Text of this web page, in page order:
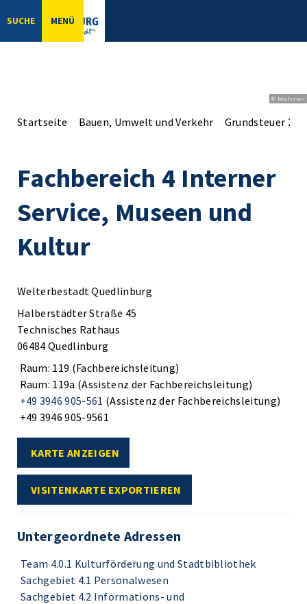
SUCHE MENÜ
© bbsferrari
Startseite Bauen, Umwelt und Verkehr Grundsteuer
Fachbereich 4 Interner
Service, Museen und
Kultur
Welterbestadt Quedlinburg
Halberstädter Straße 45
Technisches Rathaus
06484 Quedlinburg
Raum: 119 (Fachbereichsleitung)
Raum: 119a (Assistenz der Fachbereichsleitung)
+49 3946 905-561 (Assistenz der Fachbereichsleitung)
+49 3946 905-9561
KARTE ANZEIGEN
VISITENKARTE EXPORTIEREN
Untergeordnete Adressen
Team 4.0.1 Kulturförderung und Stadtbibliothek
Sachgebiet 4.1 Personalwesen
Sachgebiet 4.2 Informations- und